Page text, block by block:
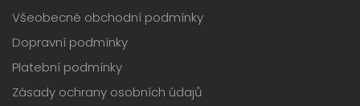
Všeobecné obchodní podmínky
Dopravní podmínky
Platební podmínky
Zásady ochrany osobních údajů